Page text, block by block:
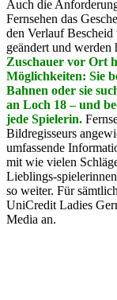
Auch die
Fernsehen das
den Verlauf
geändert und werden
Zuschauer vor Ort
Möglichkeiten: Sie
Bahnen oder sie
an Loch 18 – und
jede Spielerin.
Bildregisseurs
umfassende
mit wie vielen
Lieblings-
so weiter. Für
UniCredit Ladies
Media an.